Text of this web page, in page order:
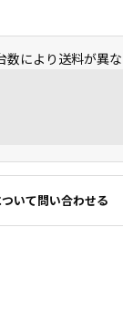
により送料が異な
いて問い合わせる